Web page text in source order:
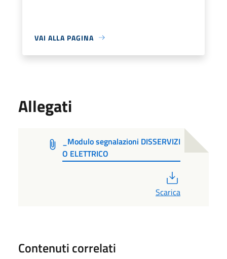
VAI ALLA PAGINA
Allegati
_Modulo segnalazioni DISSERVIZI
O ELETTRICO
Scarica
Contenuti correlati